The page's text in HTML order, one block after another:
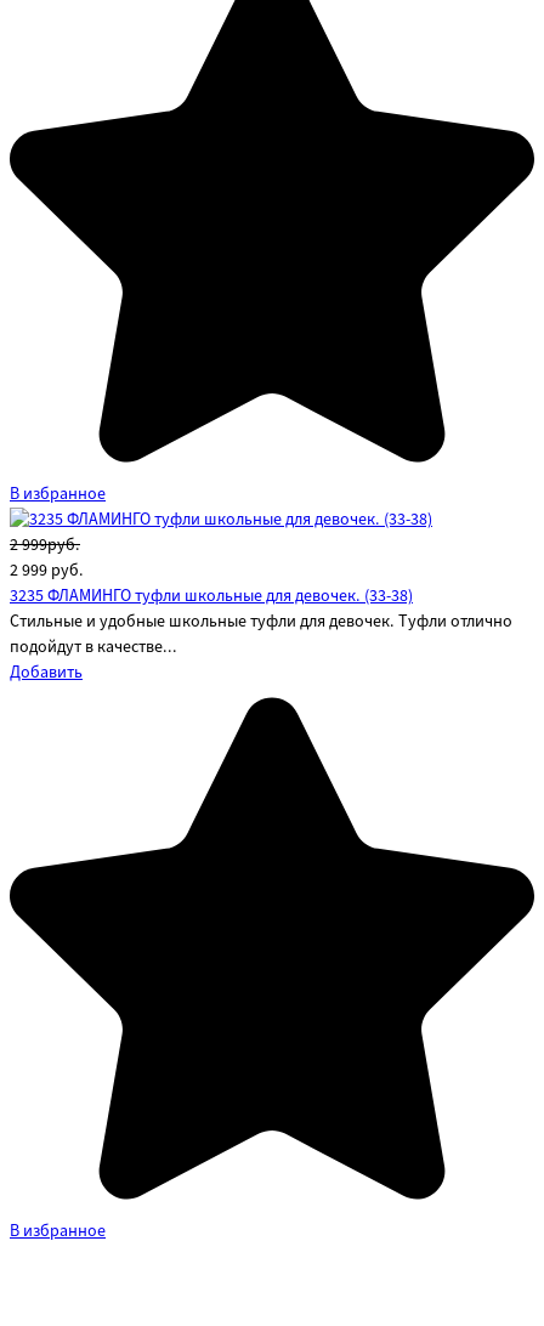
В избранное
2 999руб.
2 999 руб.
3235 ФЛАМИНГО туфли школьные для девочек. (33-38)
Стильные и удобные школьные туфли для девочек. Туфли отлично
подойдут в качестве...
Добавить
В избранное